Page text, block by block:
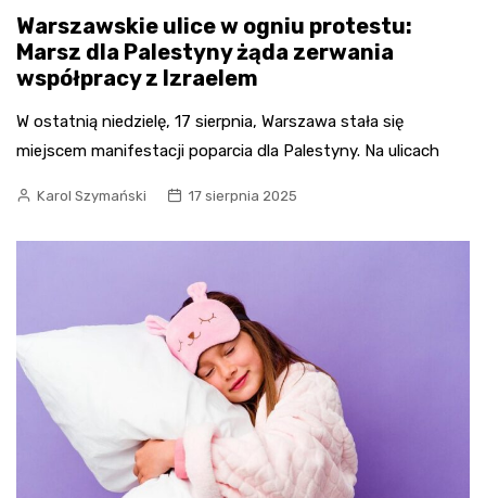
Warszawskie ulice w ogniu protestu:
Marsz dla Palestyny żąda zerwania
współpracy z Izraelem
W ostatnią niedzielę, 17 sierpnia, Warszawa stała się
miejscem manifestacji poparcia dla Palestyny. Na ulicach
Karol Szymański 17 sierpnia 2025